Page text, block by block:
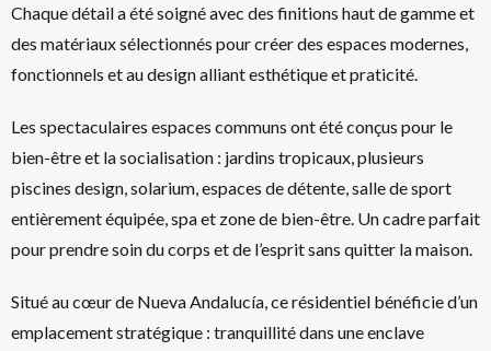
Chaque détail a été soigné avec des finitions haut de gamme et
des matériaux sélectionnés pour créer des espaces modernes,
fonctionnels et au design alliant esthétique et praticité.
Les spectaculaires espaces communs ont été conçus pour le
bien-être et la socialisation : jardins tropicaux, plusieurs
piscines design, solarium, espaces de détente, salle de sport
entièrement équipée, spa et zone de bien-être. Un cadre parfait
pour prendre soin du corps et de l’esprit sans quitter la maison.
Situé au cœur de Nueva Andalucía, ce résidentiel bénéficie d’un
emplacement stratégique : tranquillité dans une enclave